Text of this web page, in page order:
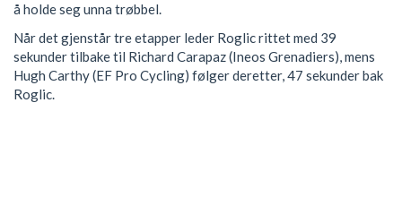
å holde seg unna trøbbel.
Når det gjenstår tre etapper leder Roglic rittet med 39
sekunder tilbake til Richard Carapaz (Ineos Grenadiers), mens
Hugh Carthy (EF Pro Cycling) følger deretter, 47 sekunder bak
Roglic.